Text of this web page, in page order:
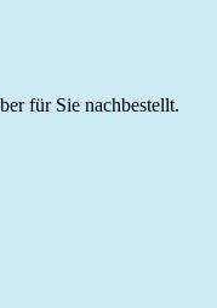
für Sie nachbestellt.